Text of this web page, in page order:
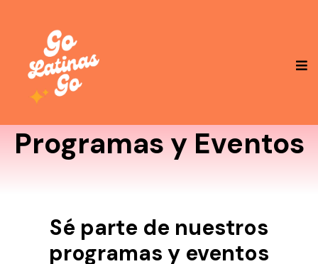
Programas y Eventos
Sé parte de nuestros
programas y eventos